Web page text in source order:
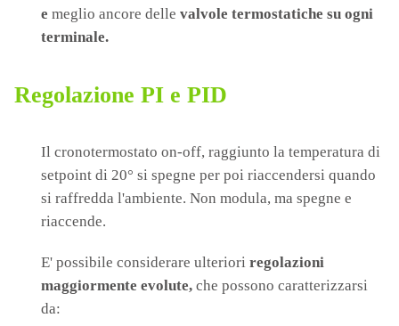
e meglio ancore delle valvole termostatiche su ogni
terminale.
Regolazione PI e PID
Il cronotermostato on-off, raggiunto la temperatura di
setpoint di 20° si spegne per poi riaccendersi quando
si raffredda l'ambiente. Non modula, ma spegne e
riaccende.
E' possibile considerare ulteriori regolazioni
maggiormente evolute, che possono caratterizzarsi
da: